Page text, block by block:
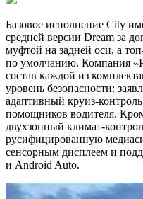
Базовое исполнение City
средней версии Dream за
муфтой на задней оси, а
по умолчанию. Компания
состав каждой из
уровень безопасности:
адаптивный круиз-
помощников водителя.
двухзонный климат-
русифицированную
сенсорным дисплеем и
и Android Auto.